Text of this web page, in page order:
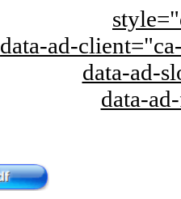
data-ad-
data-ad-
data-